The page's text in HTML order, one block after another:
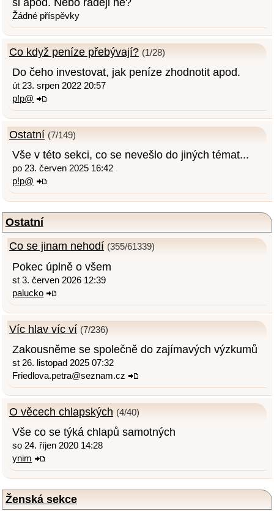
Žádné příspěvky
Co když peníze přebývají? (1/28)
Do čeho investovat, jak peníze zhodnotit apod.
út 23. srpen 2022 20:57
p!p@
Ostatní (7/149)
Vše v této sekci, co se nevešlo do jiných témat...
po 23. červen 2025 16:42
p!p@
Ostatní
Co se jinam nehodí (355/61339)
Pokec úplně o všem
st 3. červen 2026 12:39
palucko
Víc hlav víc ví (7/236)
Zakousněme se společně do zajímavých výzkumů
st 26. listopad 2025 07:32
Friedlova.petra@seznam.cz
O věcech chlapských (4/40)
Vše co se týká chlapů samotných
so 24. říjen 2020 14:28
ynim
Ženská sekce